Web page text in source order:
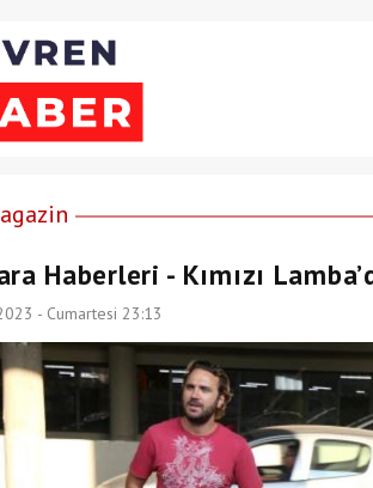
Haberleri - Kımızı
- Cumartesi 23:13